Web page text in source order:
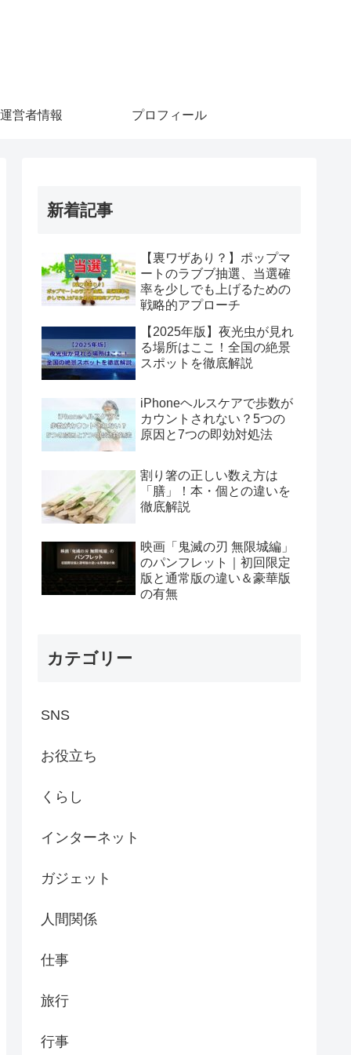
運営者情報 プロフィール
新着記事
【裏ワザあり？】ポップマ
ートのラブブ抽選、当選確
率を少しでも上げるための
戦略的アプローチ
【2025年版】夜光虫が見れ
る場所はここ！全国の絶景
スポットを徹底解説
iPhoneヘルスケアで歩数が
カウントされない？5つの
原因と7つの即効対処法
割り箸の正しい数え方は
「膳」！本・個との違いを
徹底解説
映画「鬼滅の刃 無限城編」
のパンフレット｜初回限定
版と通常版の違い＆豪華版
の有無
カテゴリー
SNS
お役立ち
くらし
インターネット
ガジェット
人間関係
仕事
旅行
行事